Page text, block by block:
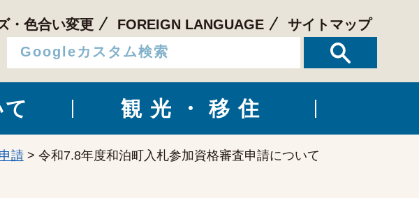
・色合い変更 FOREIGN LANGUAGE サイトマップ
観光・移住
請> 令和7.8年度和泊町入札参加資格審査申請について